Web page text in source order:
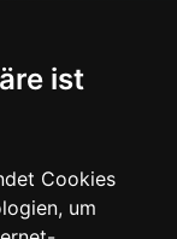
ist
Cookies
um